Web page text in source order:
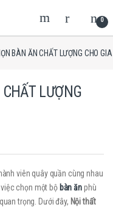
0
BÀN ĂN CHẤT LƯỢNG CHO
LƯỢNG
viên quây quần cùng nhau
chọn một bộ bàn ănphù
trọng. Dưới đây, Nội thất